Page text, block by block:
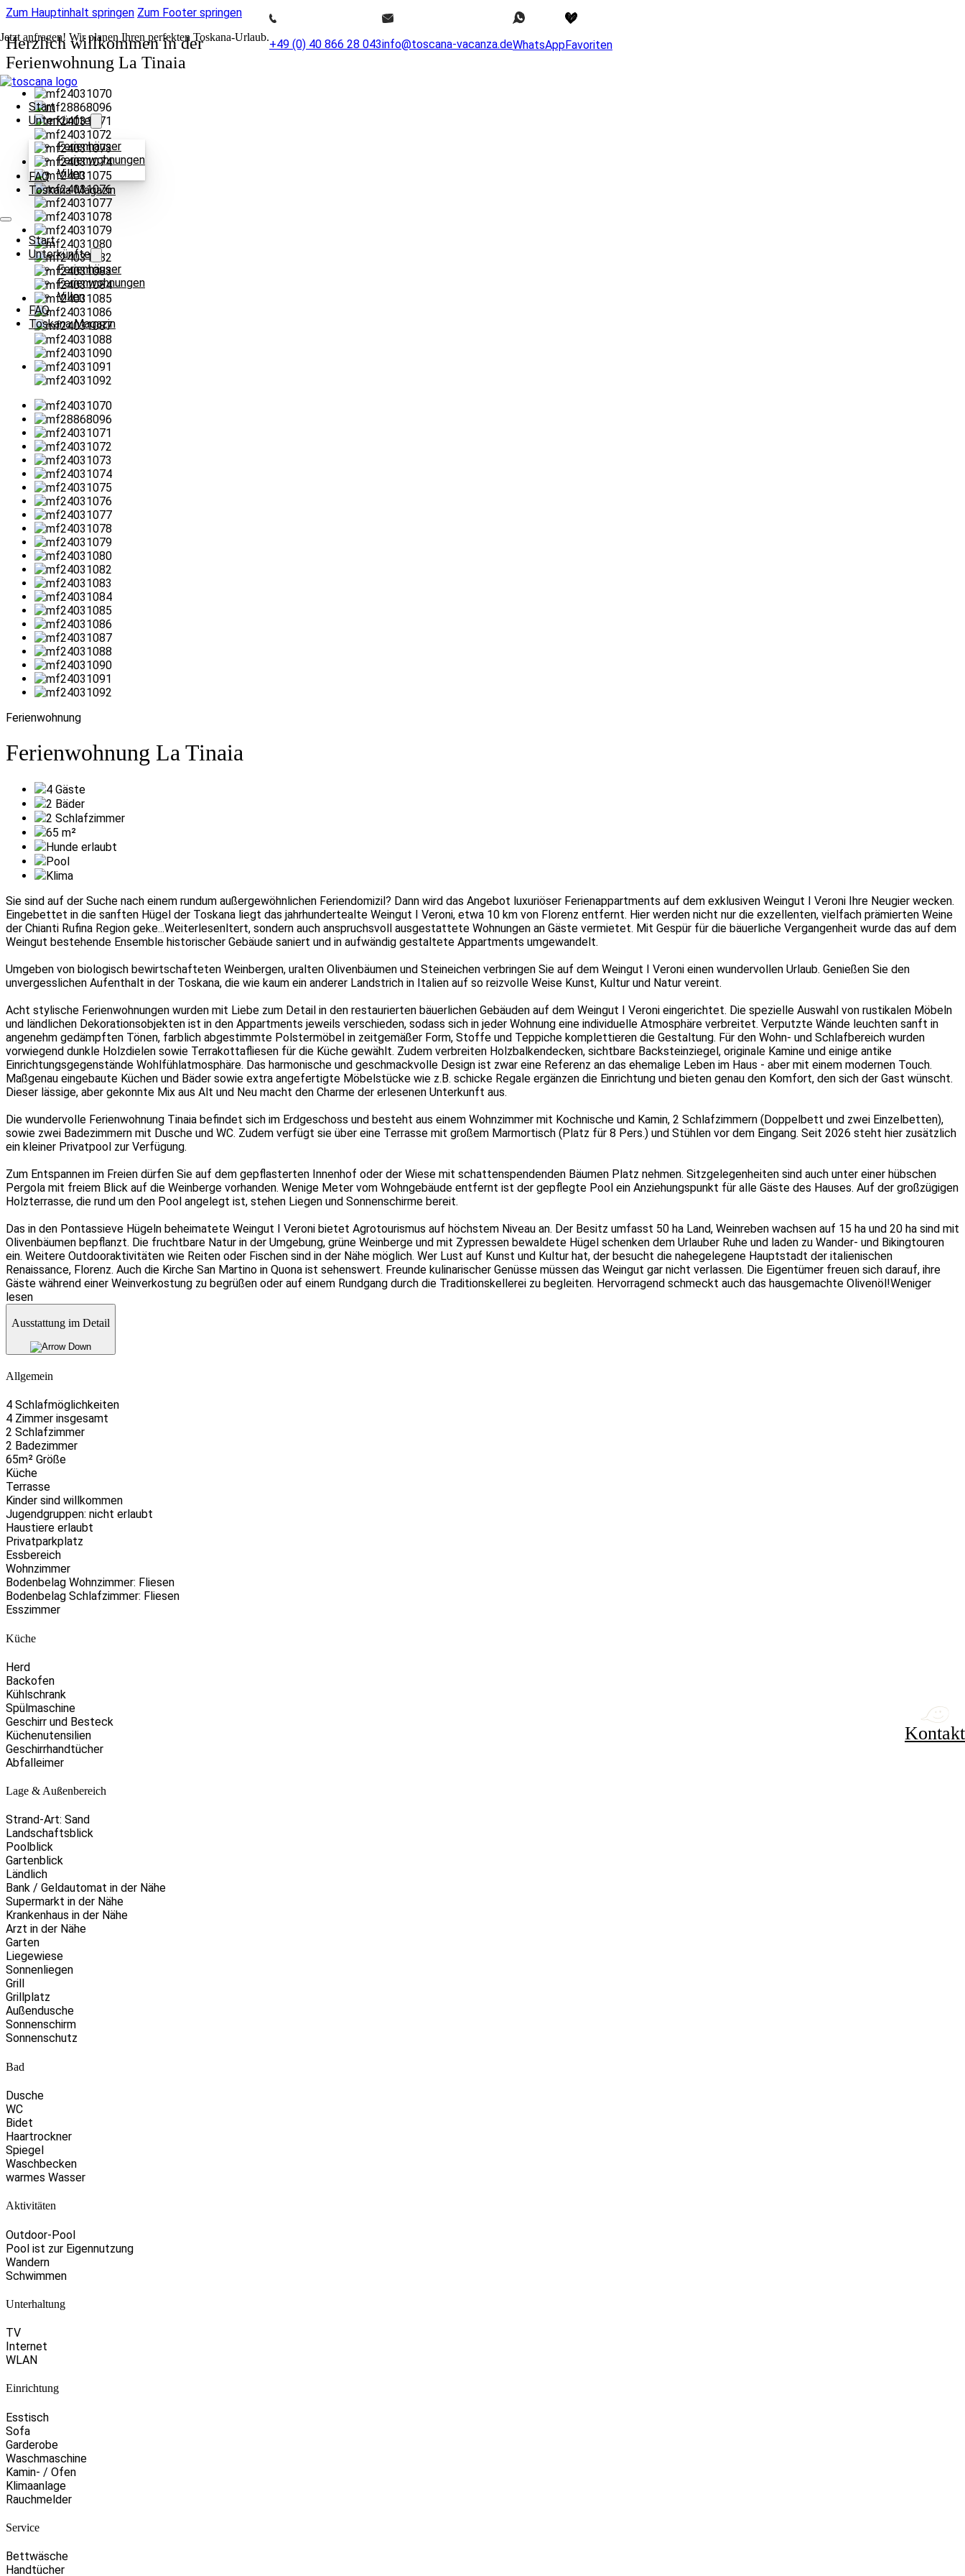
Zum Hauptinhalt springen Zum Footer springen
Jetzt anfragen! Wir planen Ihren perfekten Toskana-Urlaub.
+49 (0) 40 866 28 043info@toscana-vacanza.deWhatsAppFavoriten
Start
Unterkünfte
Ferienhäuser
Ferienwohnungen
Villen
FAQ
Toskana Magazin
Start
Unterkünfte
Ferienhäuser
Ferienwohnungen
Villen
FAQ
Toskana Magazin
Kontakt
Herzlich willkommen in der
Ferienwohnung La Tinaia
Ferienwohnung
Ferienwohnung La Tinaia
4 Gäste
2 Bäder
2 Schlafzimmer
65 m²
Hunde erlaubt
Pool
Klima
Sie sind auf der Suche nach einem rundum außergewöhnlichen Feriendomizil? Dann wird das Angebot luxuriöser Ferienappartments auf dem exklusiven Weingut I Veroni Ihre Neugier wecken.
Eingebettet in die sanften Hügel der Toskana liegt das jahrhundertealte Weingut I Veroni, etwa 10 km von Florenz entfernt. Hier werden nicht nur die exzellenten, vielfach prämierten Weine
der Chianti Rufina Region geke...Weiterlesenltert, sondern auch anspruchsvoll ausgestattete Wohnungen an Gäste vermietet. Mit Gespür für die bäuerliche Vergangenheit wurde das auf dem
Weingut bestehende Ensemble historischer Gebäude saniert und in aufwändig gestaltete Appartments umgewandelt.
Umgeben von biologisch bewirtschafteten Weinbergen, uralten Olivenbäumen und Steineichen verbringen Sie auf dem Weingut I Veroni einen wundervollen Urlaub. Genießen Sie den
unvergesslichen Aufenthalt in der Toskana, die wie kaum ein anderer Landstrich in Italien auf so reizvolle Weise Kunst, Kultur und Natur vereint.
Acht stylische Ferienwohnungen wurden mit Liebe zum Detail in den restaurierten bäuerlichen Gebäuden auf dem Weingut I Veroni eingerichtet. Die spezielle Auswahl von rustikalen Möbeln
und ländlichen Dekorationsobjekten ist in den Appartments jeweils verschieden, sodass sich in jeder Wohnung eine individuelle Atmosphäre verbreitet. Verputzte Wände leuchten sanft in
angenehm gedämpften Tönen, farblich abgestimmte Polstermöbel in zeitgemäßer Form, Stoffe und Teppiche komplettieren die Gestaltung. Für den Wohn- und Schlafbereich wurden
vorwiegend dunkle Holzdielen sowie Terrakottafliesen für die Küche gewählt. Zudem verbreiten Holzbalkendecken, sichtbare Backsteinziegel, originale Kamine und einige antike
Einrichtungsgegenstände Wohlfühlatmosphäre. Das harmonische und geschmackvolle Design ist zwar eine Referenz an das ehemalige Leben im Haus - aber mit einem modernen Touch.
Maßgenau eingebaute Küchen und Bäder sowie extra angefertigte Möbelstücke wie z.B. schicke Regale ergänzen die Einrichtung und bieten genau den Komfort, den sich der Gast wünscht.
Dieser lässige, aber gekonnte Mix aus Alt und Neu macht den Charme der erlesenen Unterkunft aus.
Die wundervolle Ferienwohnung Tinaia befindet sich im Erdgeschoss und besteht aus einem Wohnzimmer mit Kochnische und Kamin, 2 Schlafzimmern (Doppelbett und zwei Einzelbetten),
sowie zwei Badezimmern mit Dusche und WC. Zudem verfügt sie über eine Terrasse mit großem Marmortisch (Platz für 8 Pers.) und Stühlen vor dem Eingang. Seit 2026 steht hier zusätzlich
ein kleiner Privatpool zur Verfügung.
Zum Entspannen im Freien dürfen Sie auf dem gepflasterten Innenhof oder der Wiese mit schattenspendenden Bäumen Platz nehmen. Sitzgelegenheiten sind auch unter einer hübschen
Pergola mit freiem Blick auf die Weinberge vorhanden. Wenige Meter vom Wohngebäude entfernt ist der gepflegte Pool ein Anziehungspunkt für alle Gäste des Hauses. Auf der großzügigen
Holzterrasse, die rund um den Pool angelegt ist, stehen Liegen und Sonnenschirme bereit.
Das in den Pontassieve Hügeln beheimatete Weingut I Veroni bietet Agrotourismus auf höchstem Niveau an. Der Besitz umfasst 50 ha Land, Weinreben wachsen auf 15 ha und 20 ha sind mit
Olivenbäumen bepflanzt. Die fruchtbare Natur in der Umgebung, grüne Weinberge und mit Zypressen bewaldete Hügel schenken dem Urlauber Ruhe und laden zu Wander- und Bikingtouren
ein. Weitere Outdooraktivitäten wie Reiten oder Fischen sind in der Nähe möglich. Wer Lust auf Kunst und Kultur hat, der besucht die nahegelegene Hauptstadt der italienischen
Renaissance, Florenz. Auch die Kirche San Martino in Quona ist sehenswert. Freunde kulinarischer Genüsse müssen das Weingut gar nicht verlassen. Die Eigentümer freuen sich darauf, ihre
Gäste während einer Weinverkostung zu begrüßen oder auf einem Rundgang durch die Traditionskellerei zu begleiten. Hervorragend schmeckt auch das hausgemachte Olivenöl!Weniger
lesen
Ausstattung im Detail
Allgemein
4 Schlafmöglichkeiten
4 Zimmer insgesamt
2 Schlafzimmer
2 Badezimmer
65m² Größe
Küche
Terrasse
Kinder sind willkommen
Jugendgruppen: nicht erlaubt
Haustiere erlaubt
Privatparkplatz
Essbereich
Wohnzimmer
Bodenbelag Wohnzimmer: Fliesen
Bodenbelag Schlafzimmer: Fliesen
Esszimmer
Küche
Herd
Backofen
Kühlschrank
Spülmaschine
Geschirr und Besteck
Küchenutensilien
Geschirrhandtücher
Abfalleimer
Lage & Außenbereich
Strand-Art: Sand
Landschaftsblick
Poolblick
Gartenblick
Ländlich
Bank / Geldautomat in der Nähe
Supermarkt in der Nähe
Krankenhaus in der Nähe
Arzt in der Nähe
Garten
Liegewiese
Sonnenliegen
Grill
Grillplatz
Außendusche
Sonnenschirm
Sonnenschutz
Bad
Dusche
WC
Bidet
Haartrockner
Spiegel
Waschbecken
warmes Wasser
Aktivitäten
Outdoor-Pool
Pool ist zur Eigennutzung
Wandern
Schwimmen
Unterhaltung
TV
Internet
WLAN
Einrichtung
Esstisch
Sofa
Garderobe
Waschmaschine
Kamin- / Ofen
Klimaanlage
Rauchmelder
Service
Bettwäsche
Handtücher